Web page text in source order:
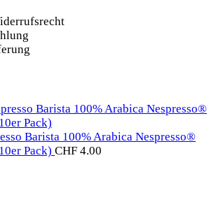
Barista 100% Arabica Nespresso®
Pack) CHF 4.00